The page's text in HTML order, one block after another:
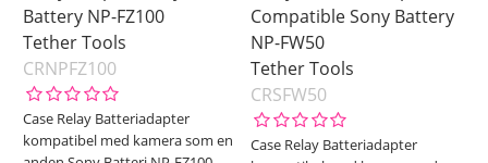
Battery NP-FZ100
Tether Tools
CRNPFZ100
Case Relay Batteriadapter
kompatibel med kamera som en
Compatible Sony Battery
NP-FW50
Tether Tools
CRSFW50
Case Relay Batteriadapter